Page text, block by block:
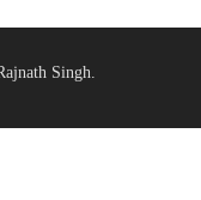
Singh.